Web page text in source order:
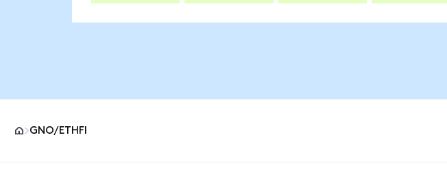
GNO/ETHFI